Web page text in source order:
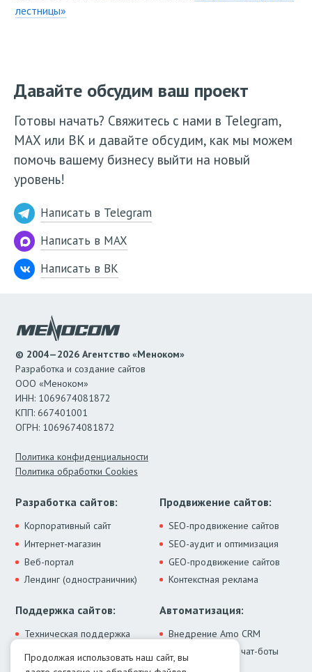
лестницы»
Давайте обсудим ваш проект
Готовы начать? Свяжитесь с нами в Telegram,
МАХ или ВК и давайте обсудим, как мы можем
помочь вашему бизнесу выйти на новый
уровень!
Написать в Telegram
Написать в MAX
Написать в ВК
© 2004—2026 Агентство «Меноком»
Разработка и создание сайтов
ООО «Меноком»
ИНН: 1069674081872
КПП: 667401001
ОГРН: 1069674081872
Политика конфиденциальности
Политика обработки Cookies
Разработка сайтов:
Корпоративный сайт
Интернет-магазин
Веб-портал
Лендинг (одностраничник)
Продвижение сайтов:
SEO-продвижение сайтов
SEO-аудит и оптимизация
GEO-продвижение сайтов
Контекстная реклама
Поддержка сайтов:
Техническая поддержка
Модернизация сайта
Автоматизация:
Внедрение Amo CRM
ИИ-ассистенты и чат-боты
Интеграции
Продолжая использовать наш сайт, вы